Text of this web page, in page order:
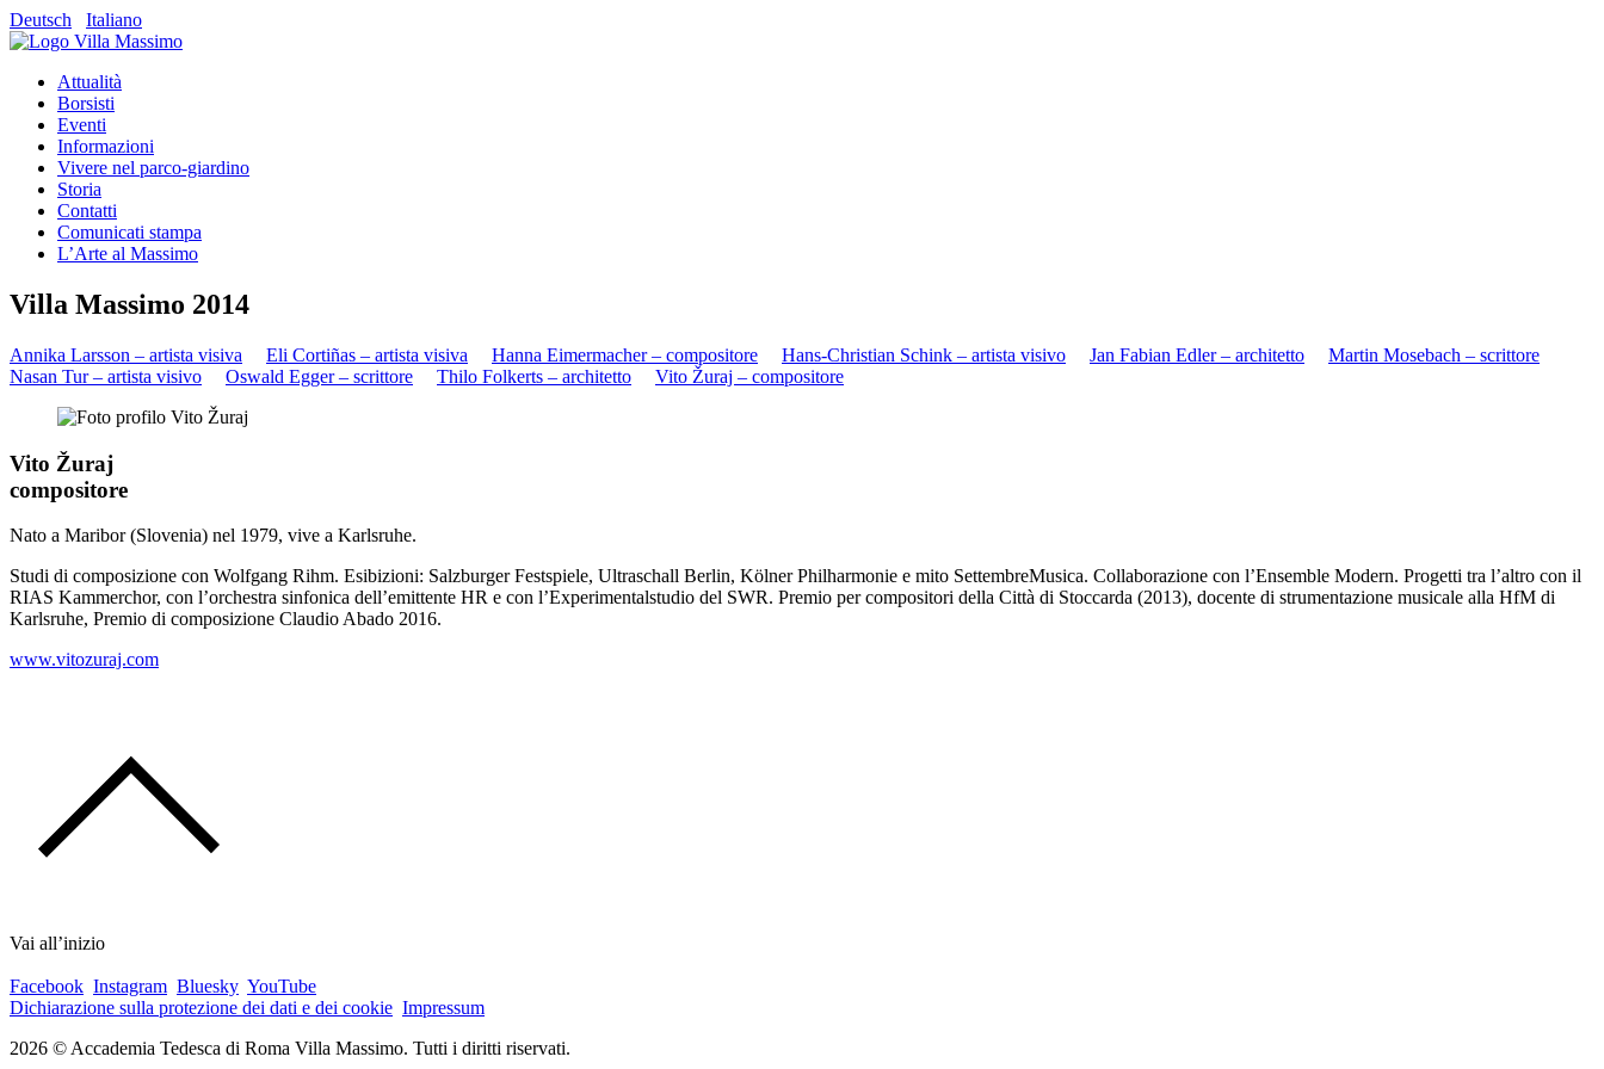
Deutsch Italiano
Attualità
Borsisti
Eventi
Informazioni
Vivere nel parco-giardino
Storia
Contatti
Comunicati stampa
L’Arte al Massimo
Villa Massimo 2014
Annika Larsson – artista visiva Eli Cortiñas – artista visiva Hanna Eimermacher – compositore Hans-Christian Schink – artista visivo Jan Fabian Edler – architetto
Martin Mosebach – scrittore
Nasan Tur – artista visivo
Oswald Egger – scrittore Thilo Folkerts – architetto Vito Žuraj – compositore
Vito Žuraj
compositore
Nato a Maribor (Slovenia) nel 1979, vive a Karlsruhe.
Studi di composizione con Wolfgang Rihm. Esibizioni: Salzburger Festspiele, Ultraschall Berlin, Kölner Philharmonie e mito SettembreMusica. Collaborazione con l’Ensemble Modern. Progetti tra l’altro con il
RIAS Kammerchor, con l’orchestra sinfonica dell’emittente HR e con l’Experimentalstudio del SWR. Premio per compositori della Città di Stoccarda (2013), docente di strumentazione musicale alla HfM di
Karlsruhe, Premio di composizione Claudio Abado 2016.
www.vitozuraj.com
Vai all’inizio
Facebook Instagram Bluesky YouTube
Dichiarazione sulla protezione dei dati e dei cookie Impressum
2026 © Accademia Tedesca di Roma Villa Massimo. Tutti i diritti riservati.